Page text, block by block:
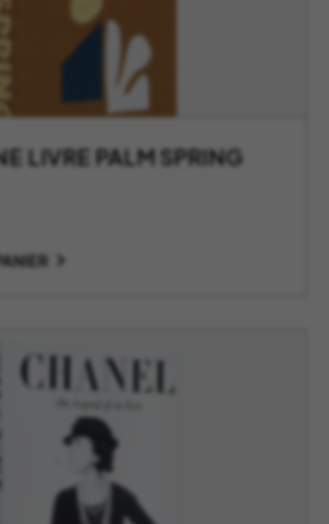
LIVRE PALM SPRING